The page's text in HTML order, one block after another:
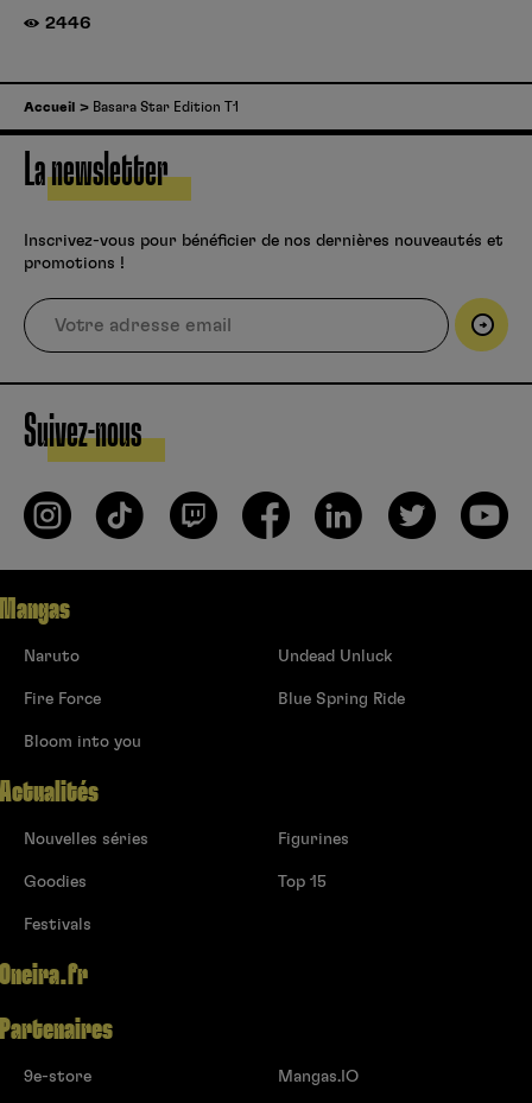
2446
Accueil Basara Star Edition T1
La newsletter
Inscrivez-vous pour bénéficier de nos dernières nouveautés et
promotions !
Suivez-nous
Mangas
Naruto
Fire Force
Bloom into you
Undead Unluck
Blue Spring Ride
Actualités
Nouvelles séries
Goodies
Festivals
Figurines
Top 15
Oneira.fr
Partenaires
9e-store Mangas.IO